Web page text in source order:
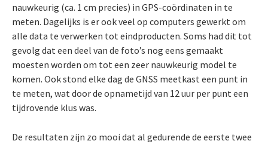
nauwkeurig (ca. 1 cm precies) in GPS-coördinaten in te
meten. Dagelijks is er ook veel op computers gewerkt om
alle data te verwerken tot eindproducten. Soms had dit tot
gevolg dat een deel van de foto’s nog eens gemaakt
moesten worden om tot een zeer nauwkeurig model te
komen. Ook stond elke dag de GNSS meetkast een punt in
te meten, wat door de opnametijd van 12 uur per punt een
tijdrovende klus was.
De resultaten zijn zo mooi dat al gedurende de eerste twee